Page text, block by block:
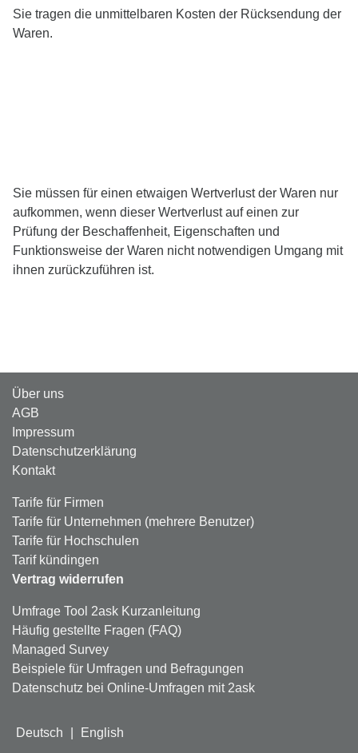
Sie tragen die unmittelbaren Kosten der Rücksendung der
Waren.
Sie müssen für einen etwaigen Wertverlust der Waren nur
aufkommen, wenn dieser Wertverlust auf einen zur
Prüfung der Beschaffenheit, Eigenschaften und
Funktionsweise der Waren nicht notwendigen Umgang mit
ihnen zurückzuführen ist.
Über uns
AGB
Impressum
Datenschutzerklärung
Kontakt
Tarife für Firmen
Tarife für Unternehmen (mehrere Benutzer)
Tarife für Hochschulen
Tarif kündingen
Vertrag widerrufen
Umfrage Tool 2ask Kurzanleitung
Häufig gestellte Fragen (FAQ)
Managed Survey
Beispiele für Umfragen und Befragungen
Datenschutz bei Online-Umfragen mit 2ask
Deutsch English